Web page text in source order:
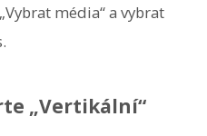
média“ a vybrat
„Vertikální“